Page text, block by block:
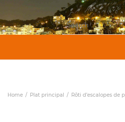
Search
for:
Home Plat principal Rôti d’escalopes de